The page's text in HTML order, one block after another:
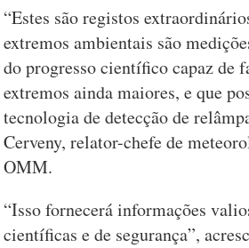
“Estes são registos
extremos ambientais são
do progresso científico capaz de
extremos ainda maiores, e que
tecnologia de detecção de
Cerveny, relator-chefe de
OMM.
“Isso fornecerá informações
científicas e de segurança”,